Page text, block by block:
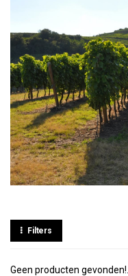
Filters
Geen producten gevonden!...